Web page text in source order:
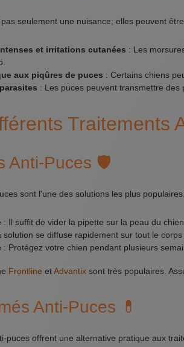
seulement une nuisance; elles peuvent
et irritations cutanées : Les
aux piqûres de puces : Certains chiens
: Les puces peuvent transmettre des
Traitements
Anti-Puces 🛡️
sont l'une des solutions les plus
: Il suffit de vider la pipette sur la peau du
solution se diffuse rapidement sur tout le corps
: Protégez votre chien pendant plusieurs
Frontline etAdvantix sont très populaires.
Anti-Puces 💊
puces offrent une alternative pratique aux